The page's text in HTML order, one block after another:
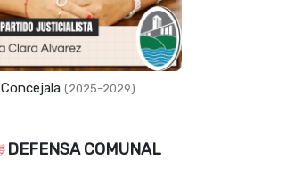
Concejala (2025–2029)
DEFENSA COMUNAL